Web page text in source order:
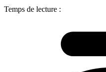
Temps de lecture :